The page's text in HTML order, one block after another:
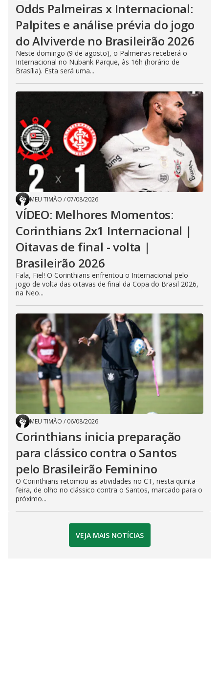
Odds Palmeiras x Internacional:
Palpites e análise prévia do jogo
do Alviverde no Brasileirão 2026
Neste domingo (9 de agosto), o Palmeiras receberá o
Internacional no Nubank Parque, às 16h (horário de
Brasília). Esta será uma...
MEU TIMÃO / 07/08/2026
VÍDEO: Melhores Momentos:
Corinthians 2x1 Internacional |
Oitavas de final - volta |
Brasileirão 2026
Fala, Fiel! O Corinthians enfrentou o Internacional pelo
jogo de volta das oitavas de final da Copa do Brasil 2026,
na Neo...
MEU TIMÃO / 06/08/2026
Corinthians inicia preparação
para clássico contra o Santos
pelo Brasileirão Feminino
O Corinthians retomou as atividades no CT, nesta quinta-
feira, de olho no clássico contra o Santos, marcado para o
próximo...
VEJA MAIS NOTÍCIAS